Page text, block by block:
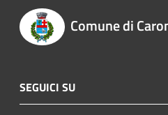
Comune di
SEGUICI SU